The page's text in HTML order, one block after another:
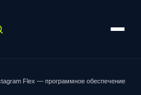
Flex — программное обеспечение